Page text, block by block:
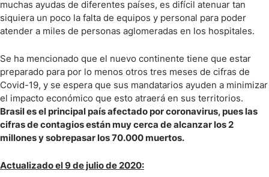
muchas ayudas de diferentes países, es difícil atenuar tan
siquiera un poco la falta de equipos y personal para poder
atender a miles de personas aglomeradas en los hospitales.
Se ha mencionado que el nuevo continente tiene que estar
preparado para por lo menos otros tres meses de cifras de
Covid-19, y se espera que sus mandatarios ayuden a minimizar
el impacto económico que esto atraerá en sus territorios.
Brasil es el principal país afectado por coronavirus, pues las
cifras de contagios están muy cerca de alcanzar los 2
millones y sobrepasar los 70.000 muertos.
Actualizado el 9 de julio de 2020: